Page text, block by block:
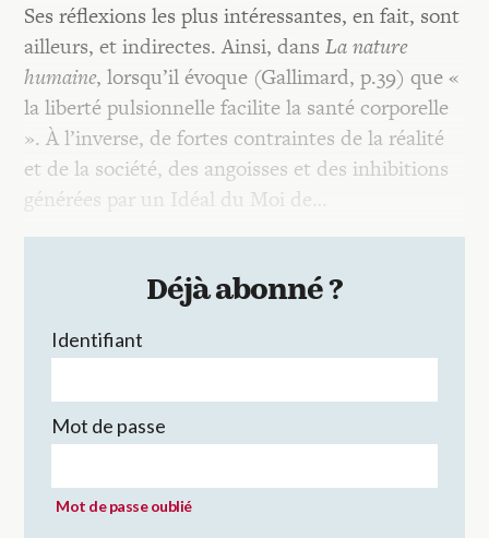
Ses réflexions les plus intéressantes, en fait, sont
ailleurs, et indirectes. Ainsi, dansLa nature
humaine, lorsqu’il évoque (Gallimard, p.39) que «
la liberté pulsionnelle facilite la santé corporelle
». À l’inverse, de fortes contraintes de la réalité
et de la société, des angoisses et des inhibitions
générées par un Idéal du Moi de…
Déjà abonné ?
Identifiant
Mot de passe
Mot de passe oublié